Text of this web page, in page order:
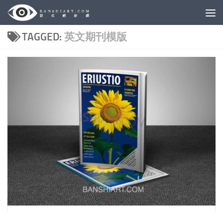
Skip to content
TAGGED: 英文期刊模版